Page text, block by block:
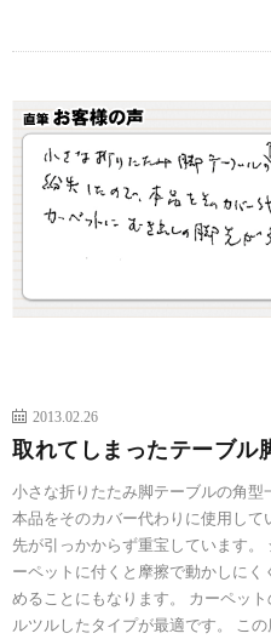
2013.02.26
取れてしまったテーブル
小さな折りたたみ脚テーブルの角型
本品をそのカバー代わりに使用し
先が引っかからず重宝しています。
ーペットに付くと摩擦で動かしに
めることにもなります。 カーペッ
ルツルしたタイプが最適です。 こ